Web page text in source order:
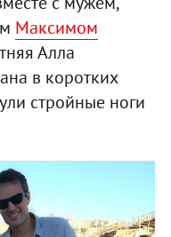
Максимом
Алла
в коротких
стройные ноги